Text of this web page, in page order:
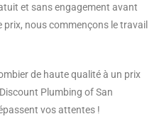
et sans engagement avant
nous commençons le travail
de haute qualité à un prix
Plumbing of San
vos attentes !